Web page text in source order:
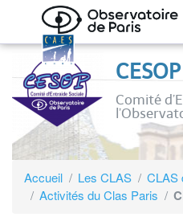
CESOP
Comité
Accueil Les CLAS
CLAS
Activités du Clas Paris